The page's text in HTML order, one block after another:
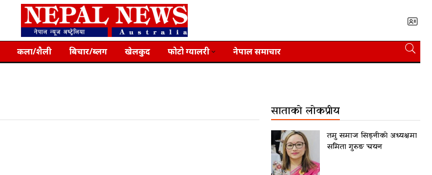
कला/शैली बिचार/ब्लग खेलकुद फोटो ग्यालरी नेपाल समाचार
साताको लोकप्रीय
तमु समाज सिड्नीको अध्यक्षमा
समिता गुरुङ चयन